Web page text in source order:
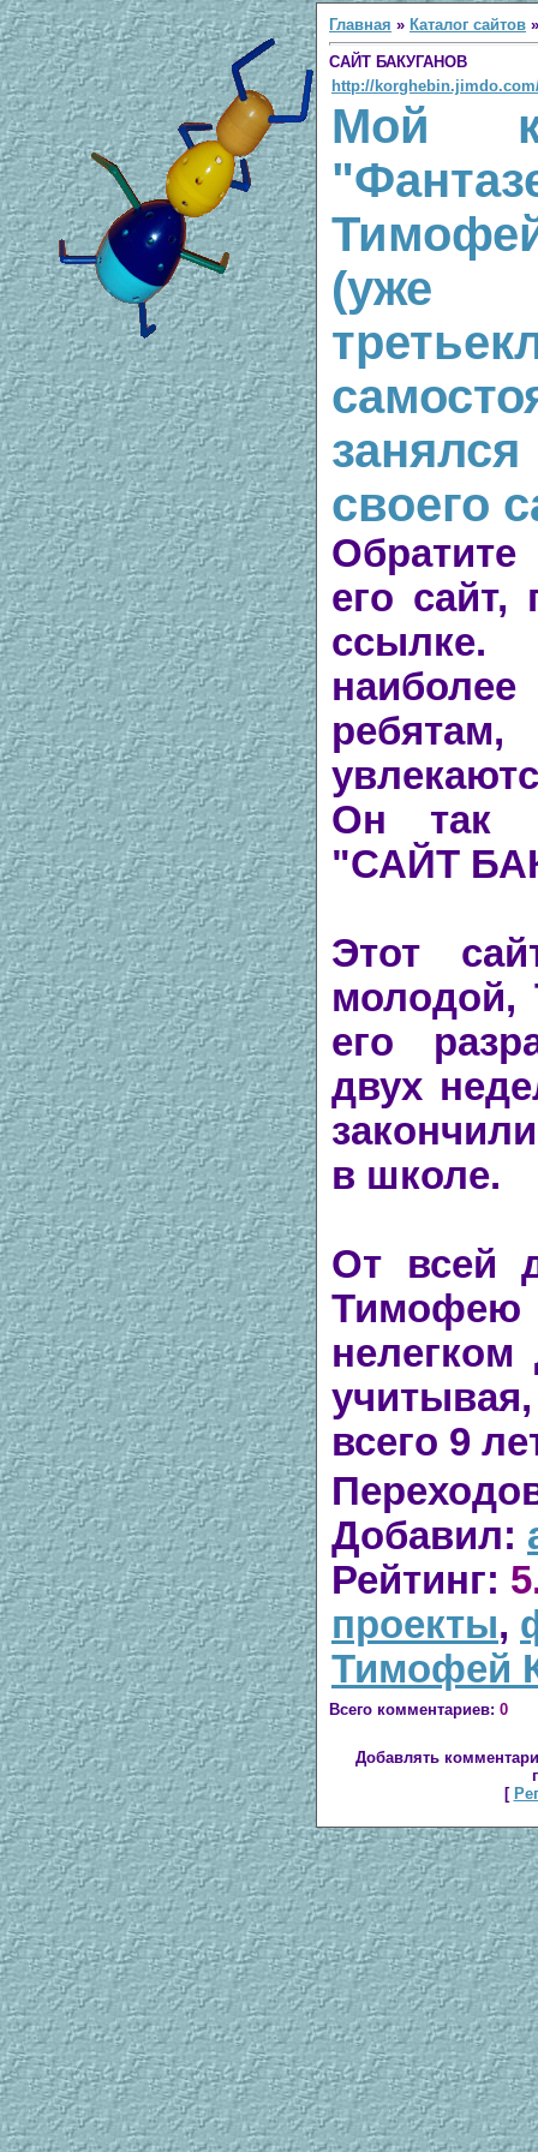
Главная » Каталог сайтов
САЙТ БАКУГАНОВ
http://
Мой
(уже
своего
его сайт,
Он так
"САЙТ
Этот
молодой,
его
двух
в школе.
От всей
Тимофею
нелегком
всего 9
Добавил:
Рейтинг:
проекты,
Тимофей
Всего комментариев: 0
Добавлять
[